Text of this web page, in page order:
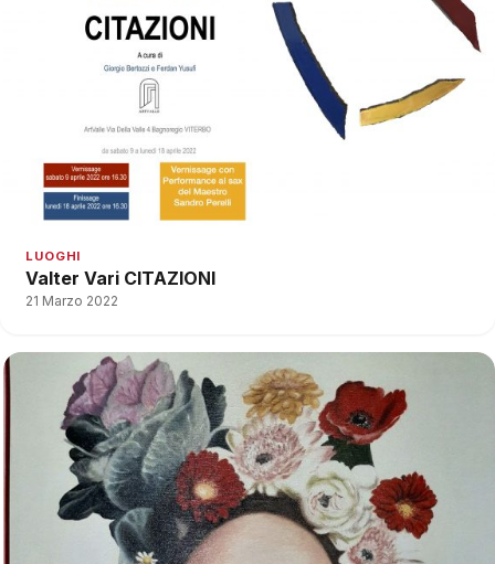
LUOGHI
Valter Vari CITAZIONI
21 Marzo 2022